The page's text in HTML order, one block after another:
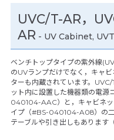
UVC/T-AR，
AR - UV Cabinet,
ベンチトップタイプの紫外線
のUVランプだけでなく，キャ
ターも内蔵されています。
ット内に設置した機器類の電源
040104-AAC）と，キャビネッ
イプ（#BS-040104-A08）の二
テーブルや引き出しもあります